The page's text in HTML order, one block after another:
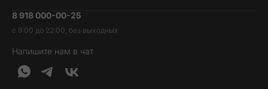
Наушники и колонки
Гаджеты
Трейд-ин
Гарантия и возврат
Доставка и оплата
Кредит и рассрочка
Вакансии
Контакты
Обратная связь
О нас
8 918 000-00-25
с 9:00 до 22:00, без выходных
Напишите нам в чат